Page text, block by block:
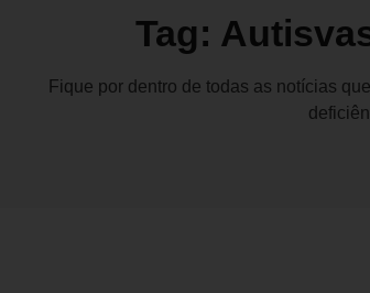
Tag:
Fique por dentro de todas as notícias